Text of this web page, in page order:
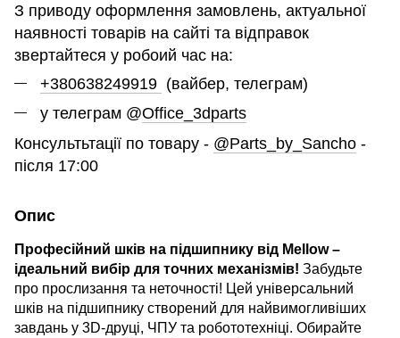
З приводу оформлення замовлень, актуальної
наявності товарів на сайті та відправок
звертайтеся у робоий час на:
+380638249919 (вайбер, телеграм)
у телеграм @Office_3dparts
Консультьтації по товару - @Parts_by_Sancho -
після 17:00
Опис
Професійний шків на підшипнику від Mellow –
ідеальний вибір для точних механізмів! Забудьте
про прослизання та неточності! Цей універсальний
шків на підшипнику створений для найвимогливіших
завдань у 3D-друці, ЧПУ та робототехніці. Обирайте